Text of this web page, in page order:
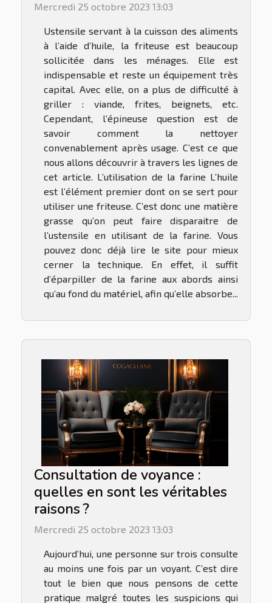
Mercredi 25 octobre 2023 13:03
Ustensile servant à la cuisson des aliments
à l’aide d’huile, la friteuse est beaucoup
sollicitée dans les ménages. Elle est
indispensable et reste un équipement très
capital. Avec elle, on a plus de difficulté à
griller : viande, frites, beignets, etc.
Cependant, l’épineuse question est de
savoir comment la nettoyer
convenablement après usage. C’est ce que
nous allons découvrir à travers les lignes de
cet article. L’utilisation de la farine L’huile
est l’élément premier dont on se sert pour
utiliser une friteuse. C’est donc une matière
grasse qu’on peut faire disparaitre de
l’ustensile en utilisant de la farine. Vous
pouvez donc déjà lire le site pour mieux
cerner la technique. En effet, il suffit
d’éparpiller de la farine aux abords ainsi
qu’au fond du matériel, afin qu’elle absorbe...
Consultation de voyance :
quelles en sont les véritables
raisons ?
Mercredi 25 octobre 2023 13:03
Aujourd’hui, une personne sur trois consulte
au moins une fois par un voyant. C’est dire
tout le bien que nous pensons de cette
pratique malgré toutes les suspicions qui